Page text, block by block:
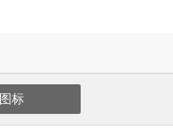
图标